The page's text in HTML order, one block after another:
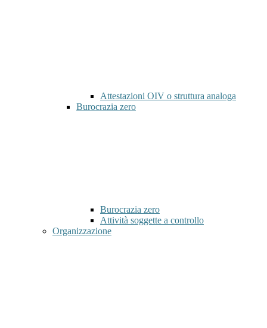
Attestazioni OIV o struttura analoga
Burocrazia zero
Burocrazia zero
Attività soggette a controllo
Organizzazione